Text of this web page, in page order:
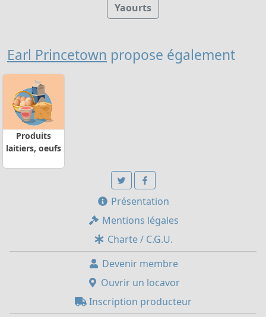
Yaourts
Earl Princetown propose également
Produits
laitiers, oeufs
Présentation
Mentions légales
Charte / C.G.U.
Devenir membre
Ouvrir un locavor
Inscription producteur